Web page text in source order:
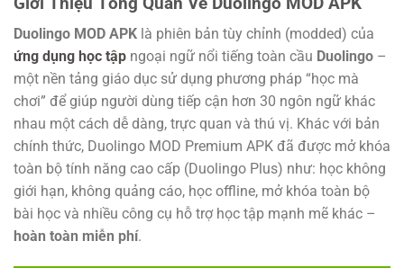
Duolingo MOD APK là phiên bản tùy chỉnh (modded) của
ứng dụng học tập ngoại ngữ nổi tiếng toàn cầu Duolingo –
một nền tảng giáo dục sử dụng phương pháp “học mà
chơi” để giúp người dùng tiếp cận hơn 30 ngôn ngữ khác
nhau một cách dễ dàng, trực quan và thú vị. Khác với bản
chính thức, Duolingo MOD Premium APK đã được mở khóa
toàn bộ tính năng cao cấp (Duolingo Plus) như: học không
giới hạn, không quảng cáo, học offline, mở khóa toàn bộ
bài học và nhiều công cụ hỗ trợ học tập mạnh mẽ khác –
hoàn toàn miễn phí.